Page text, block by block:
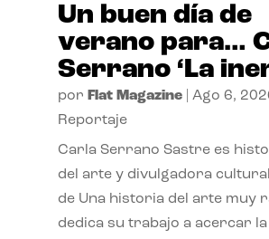
Un buen día de
verano para…
Serrano ‘La
por Flat Magazine| Ago 6,
Reportaje
Carla Serrano Sastre es
del arte y divulgadora
de Una historia del arte muy
dedica su trabajo a acercar